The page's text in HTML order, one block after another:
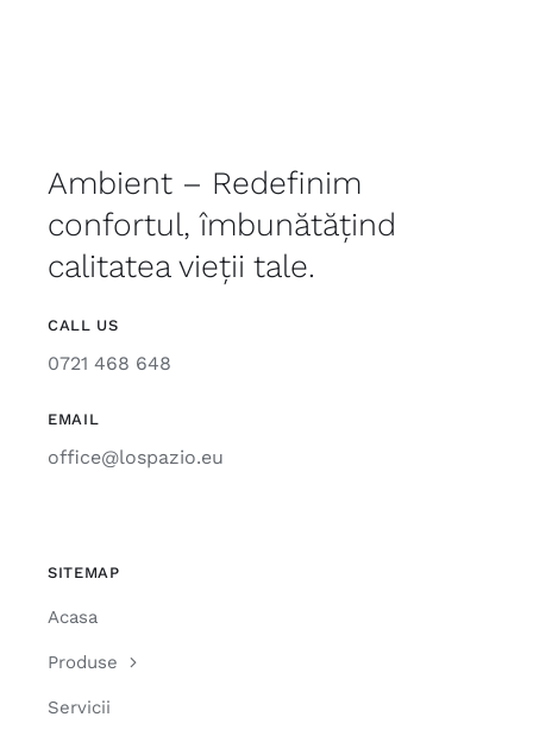
Ambient – Redefinim
confortul, îmbunătățind
calitatea vieții tale.
CALL US
0721 468 648
EMAIL
office@lospazio.eu
SITEMAP
Acasa
Produse
Servicii